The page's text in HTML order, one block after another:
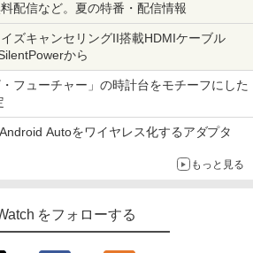
配信など。夏の特番・配信情報
ズキャンセリングII搭載HDMIケーブル
から
・フューチャー」の時計台をモチーフにした
Autoをワイヤレス化するアダプタ
もっと見る
をフォローする